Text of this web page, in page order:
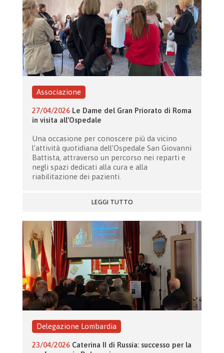
Associazione
27/04/2026 Le Dame del Gran Priorato di Roma
in visita all’Ospedale
Una occasione per conoscere più da vicino
l’attività quotidiana dell’Ospedale San Giovanni
Battista, attraverso un percorso nei reparti e
negli spazi dedicati alla cura e alla
riabilitazione dei pazienti.
LEGGI TUTTO
Delegazione Lombardia
23/04/2026 Caterina II di Russia: successo per la